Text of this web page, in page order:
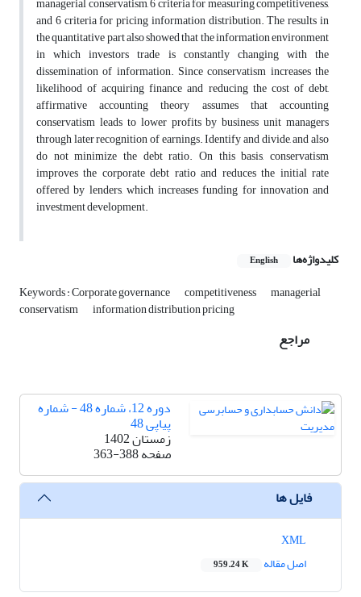
and 6 criteria for pricing information distribution. The results in
the quantitative part also showed that the information environment
in which investors trade is constantly changing with the
dissemination of information. Since conservatism increases the
likelihood of acquiring finance and reducing the cost of debt,
affirmative accounting theory assumes that accounting
conservatism leads to lower profits by business unit managers
through later recognition of earnings. Identify and divide, and also
do not minimize the debt ratio. On this basis, conservatism
improves the corporate debt ratio and reduces the initial rate
offered by lenders, which increases funding for innovation and
investment development.
کلیدواژه‌ها English
Keywords : Corporate governance competitiveness managerial
conservatism information distribution pricing
مراجع
دوره 12، شماره 48 - شماره
پیاپی 48
زمستان 1402
صفحه363-388
فایل ها
اصل مقاله
959.24 K